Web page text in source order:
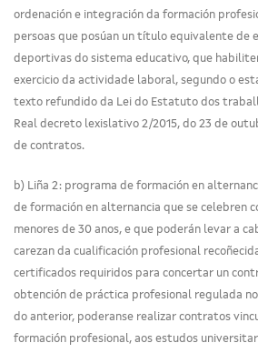
ordenación e integración da formación
persoas que posúan un título equivalente de
deportivas do sistema educativo, que
exercicio da actividade laboral, segundo o
texto refundido da Lei do Estatuto dos
Real decreto lexislativo 2/2015, do 23 de
de contratos.
b) Liña 2: programa de formación en
de formación en alternancia que se celebren
menores de 30 anos, e que poderán levar a
carezan da cualificación profesional
certificados requiridos para concertar un
obtención de práctica profesional regulada
do anterior, poderanse realizar contratos
formación profesional, aos estudos